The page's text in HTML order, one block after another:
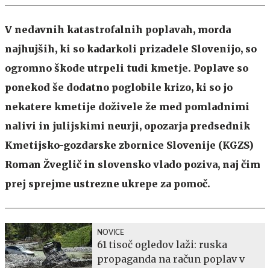
V nedavnih katastrofalnih poplavah, morda
najhujših, ki so kadarkoli prizadele Slovenijo, so
ogromno škode utrpeli tudi kmetje. Poplave so
ponekod še dodatno poglobile krizo, ki so jo
nekatere kmetije doživele že med pomladnimi
nalivi in julijskimi neurji, opozarja predsednik
Kmetijsko-gozdarske zbornice Slovenije (KGZS)
Roman Žveglič in slovensko vlado poziva, naj čim
prej sprejme ustrezne ukrepe za pomoč.
NOVICE
61 tisoč ogledov laži: ruska
propaganda na račun poplav v